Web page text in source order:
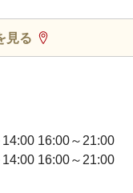
見る
16:00～21:00
16:00～21:00